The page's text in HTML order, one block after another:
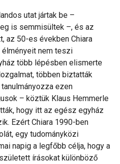
utat jártak be –
is semmisültek –, és az
az 50-es években Chiara
élményeit nem teszi
több lépésben elismerte
többen biztatták
ezen
– köztük Klaus Hemmerle
hogy itt az egész egyház
Ezért Chiara 1990-ben
egy tudományközi
napig a legfőbb célja, hogy a
írásokat különböző